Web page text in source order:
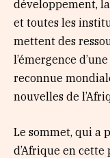
développement,
et toutes les
mettent des
l’émergence
reconnue
nouvelles de
Le sommet, qui a
d’Afrique en